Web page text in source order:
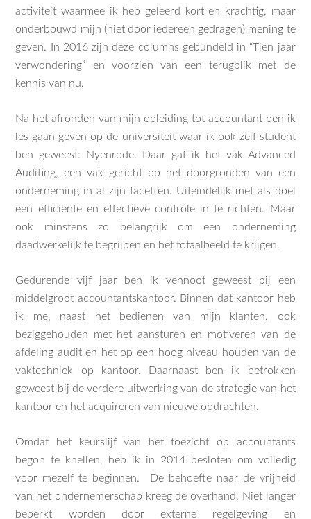
activiteit waarmee ik heb geleerd kort en krachtig, maar
onderbouwd mijn (niet door iedereen gedragen) mening te
geven. In 2016 zijn deze columns gebundeld in “Tien jaar
verwondering” en voorzien van een terugblik met de
kennis van nu.
Na het afronden van mijn opleiding tot accountant ben ik
les gaan geven op de universiteit waar ik ook zelf student
ben geweest: Nyenrode. Daar gaf ik het vak Advanced
Auditing, een vak gericht op het doorgronden van een
onderneming in al zijn facetten. Uiteindelijk met als doel
een efficiënte en effectieve controle in te richten. Maar
ook minstens zo belangrijk om een onderneming
daadwerkelijk te begrijpen en het totaalbeeld te krijgen.
Gedurende vijf jaar ben ik vennoot geweest bij een
middelgroot accountantskantoor. Binnen dat kantoor heb
ik me, naast het bedienen van mijn klanten, ook
beziggehouden met het aansturen en motiveren van de
afdeling audit en het op een hoog niveau houden van de
vaktechniek op kantoor. Daarnaast ben ik betrokken
geweest bij de verdere uitwerking van de strategie van het
kantoor en het acquireren van nieuwe opdrachten.
Omdat het keurslijf van het toezicht op accountants
begon te knellen, heb ik in 2014 besloten om volledig
voor mezelf te beginnen. De behoefte naar de vrijheid
van het ondernemerschap kreeg de overhand. Niet langer
beperkt worden door externe regelgeving en